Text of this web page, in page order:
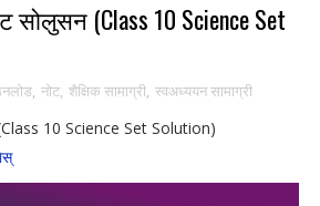
सोलुसन (Class 10 Science Set
, नाेट, शैक्षिक सामाग्री, स्वअध्ययन सामाग्री
(Class 10 Science Set Solution)